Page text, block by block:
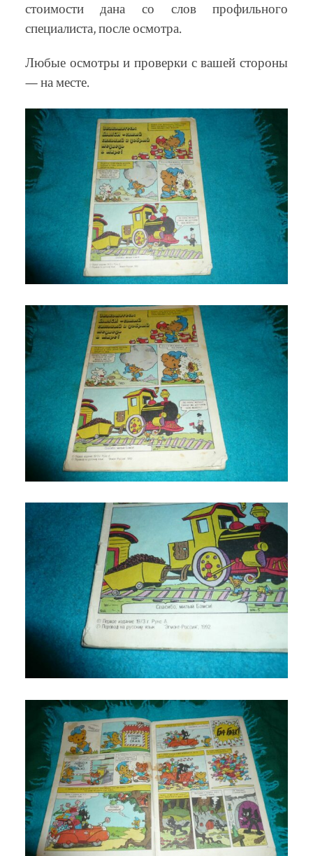
стоимости дана со слов профильного
специалиста, после осмотра.
Любые осмотры и проверки с вашей стороны
— на месте.